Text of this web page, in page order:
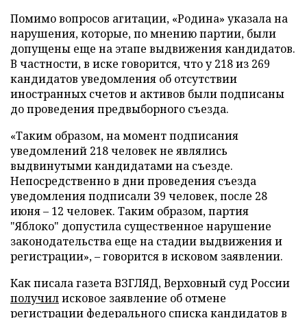
Помимо вопросов агитации, «Родина» указала на
нарушения, которые, по мнению партии, были
допущены еще на этапе выдвижения кандидатов.
В частности, в иске говорится, что у 218 из 269
кандидатов уведомления об отсутствии
иностранных счетов и активов были подписаны
до проведения предвыборного съезда.
«Таким образом, на момент подписания
уведомлений 218 человек не являлись
выдвинутыми кандидатами на съезде.
Непосредственно в дни проведения съезда
уведомления подписали 39 человек, после 28
июня – 12 человек. Таким образом, партия
"Яблоко" допустила существенное нарушение
законодательства еще на стадии выдвижения и
регистрации», – говорится в исковом заявлении.
Как писала газета ВЗГЛЯД, Верховный суд России
получилисковое заявление об отмене
регистрации федерального списка кандидатов в